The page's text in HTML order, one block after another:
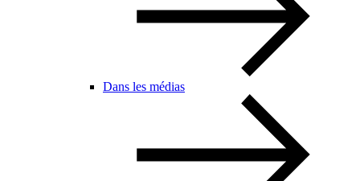
Dans les médias